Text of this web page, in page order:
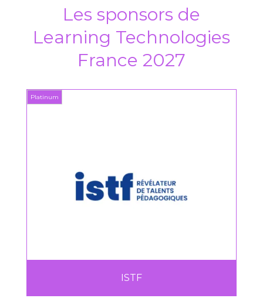
Les sponsors de
Learning Technologies
France 2027
Platinum
ISTF